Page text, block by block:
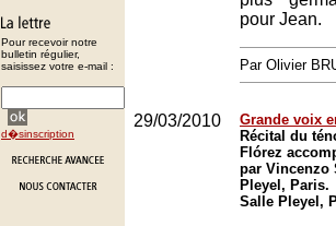
Pour recevoir notre
bulletin régulier,
saisissez votre e-mail :
d�sinscription
pour Jean.
Par Olivier
29/03/2010
Grande voix
Récital du
Flórez
par Vincenzo
Pleyel, Paris.
Salle Pleyel,